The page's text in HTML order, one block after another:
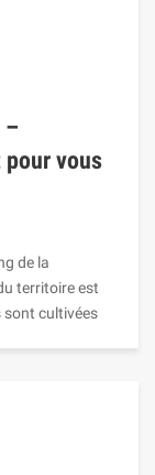
–
vous
de la
territoire est
sont cultivées